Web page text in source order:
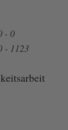
- 0
- 1123